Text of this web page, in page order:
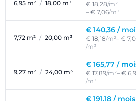
6,95 m² / 18,00 m³ € 18,28/m²
– € 7,06/m³
7,72 m² / 20,00 m³
€ 140,36 /
€ 18,18/m²– €
/m³
9,27 m² / 24,00 m³
€ 165,77 /
€ 17,89/m²– €
/m³
€ 191,18 / mois